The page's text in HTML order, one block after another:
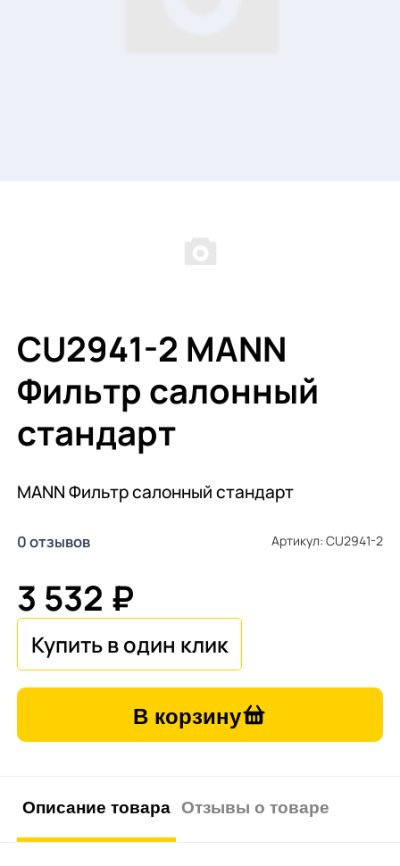
CU2941-2 MANN
Фильтр салонный
стандарт
MANN Фильтр салонный стандарт
0 отзывов Артикул: CU2941-2
3 532 ₽
В корзину
Описание товара Отзывы о товаре